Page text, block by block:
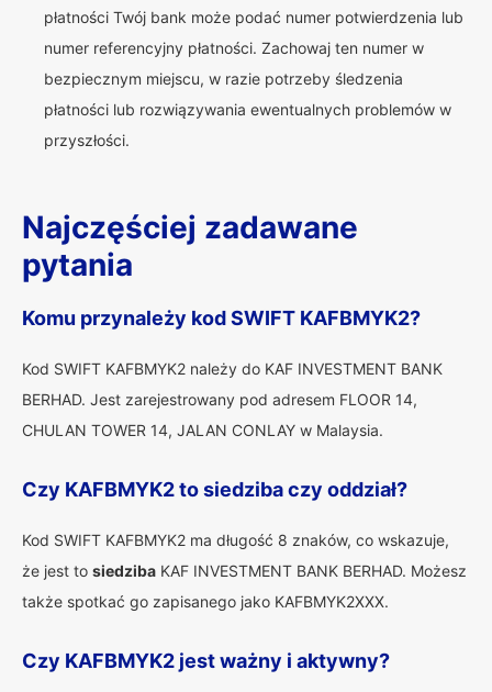
płatności Twój bank może podać numer potwierdzenia lub
numer referencyjny płatności. Zachowaj ten numer w
bezpiecznym miejscu, w razie potrzeby śledzenia
płatności lub rozwiązywania ewentualnych problemów w
przyszłości.
Najczęściej zadawane
pytania
Komu przynależy kod SWIFT KAFBMYK2?
Kod SWIFT KAFBMYK2 należy do KAF INVESTMENT BANK
BERHAD. Jest zarejestrowany pod adresem FLOOR 14,
CHULAN TOWER 14, JALAN CONLAY w Malaysia.
Czy KAFBMYK2 to siedziba czy oddział?
Kod SWIFT KAFBMYK2 ma długość 8 znaków, co wskazuje,
że jest to siedziba KAF INVESTMENT BANK BERHAD. Możesz
także spotkać go zapisanego jako KAFBMYK2XXX.
Czy KAFBMYK2 jest ważny i aktywny?